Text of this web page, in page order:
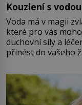
Kouzlení s
Voda má v magii
které pro vás
duchovní síly a
přinést do vašeho
můžete obohatit
větší harmonii a